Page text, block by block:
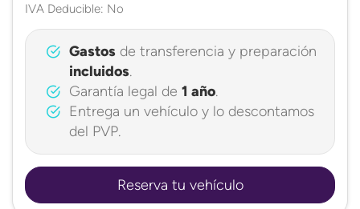
IVA Deducible: No
Gastosde transferencia y preparación
incluidos.
Garantía legal de 1 año.
Entrega un vehículo y lo descontamos
del PVP.
Reserva tu vehículo